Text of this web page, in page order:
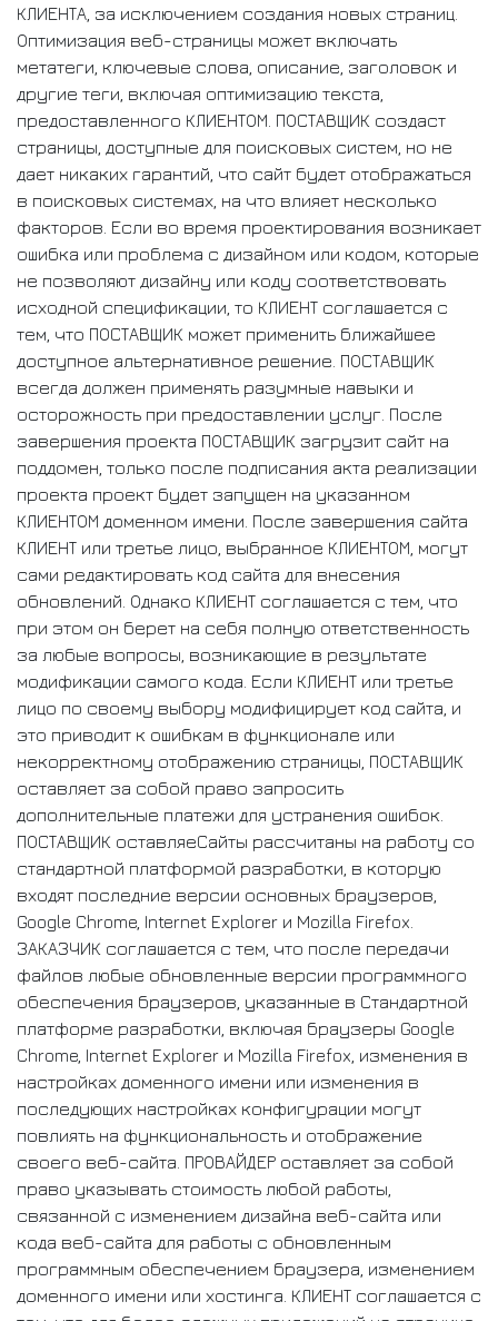
КЛИЕНТА, за исключением создания новых страниц.
Оптимизация веб-страницы может включать
метатеги, ключевые слова, описание, заголовок и
другие теги, включая оптимизацию текста,
предоставленного КЛИЕНТОМ. ПОСТАВЩИК создаст
страницы, доступные для поисковых систем, но не
дает никаких гарантий, что сайт будет отображаться
в поисковых системах, на что влияет несколько
факторов. Если во время проектирования возникает
ошибка или проблема с дизайном или кодом, которые
не позволяют дизайну или коду соответствовать
исходной спецификации, то КЛИЕНТ соглашается с
тем, что ПОСТАВЩИК может применить ближайшее
доступное альтернативное решение. ПОСТАВЩИК
всегда должен применять разумные навыки и
осторожность при предоставлении услуг. После
завершения проекта ПОСТАВЩИК загрузит сайт на
поддомен, только после подписания акта реализации
проекта проект будет запущен на указанном
КЛИЕНТОМ доменном имени. После завершения сайта
КЛИЕНТ или третье лицо, выбранное КЛИЕНТОМ, могут
сами редактировать код сайта для внесения
обновлений. Однако КЛИЕНТ соглашается с тем, что
при этом он берет на себя полную ответственность
за любые вопросы, возникающие в результате
модификации самого кода. Если КЛИЕНТ или третье
лицо по своему выбору модифицирует код сайта, и
это приводит к ошибкам в функционале или
некорректному отображению страницы, ПОСТАВЩИК
оставляет за собой право запросить
дополнительные платежи для устранения ошибок.
ПОСТАВЩИК оставляеСайты рассчитаны на работу со
стандартной платформой разработки, в которую
входят последние версии основных браузеров,
Google Chrome, Internet Explorer и Mozilla Firefox.
ЗАКАЗЧИК соглашается с тем, что после передачи
файлов любые обновленные версии программного
обеспечения браузеров, указанные в Стандартной
платформе разработки, включая браузеры Google
Chrome, Internet Explorer и Mozilla Firefox, изменения в
настройках доменного имени или изменения в
последующих настройках конфигурации могут
повлиять на функциональность и отображение
своего веб-сайта. ПРОВАЙДЕР оставляет за собой
право указывать стоимость любой работы,
связанной с изменением дизайна веб-сайта или
кода веб-сайта для работы с обновленным
программным обеспечением браузера, изменением
доменного имени или хостинга. КЛИЕНТ соглашается с